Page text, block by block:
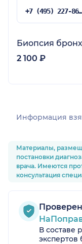
+7 (495) 227-86-60
Биопсия
2 100 ₽
Информация
Материалы,
постановки
врача. Имеются
консультация
В составе
экспертов